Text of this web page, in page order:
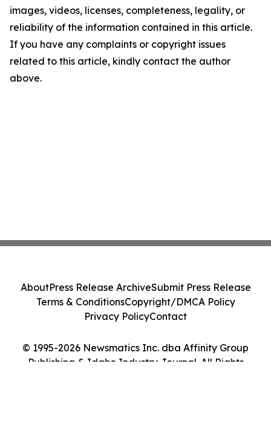
images, videos, licenses, completeness, legality, or
reliability of the information contained in this article.
If you have any complaints or copyright issues
related to this article, kindly contact the author
above.
© 1995-2026 Newsmatics Inc. dba Affinity Group
Publishing & Idaho Industry Journal. All Rights
AboutPress Release ArchiveSubmit Press Release
Terms & ConditionsCopyright/DMCA Policy
Privacy PolicyContact